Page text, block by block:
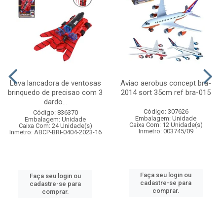
Luva lancadora de ventosas
brinquedo de precisao com 3
dardo...
Código: 836370
Embalagem: Unidade
Caixa Com: 24 Unidade(s)
Inmetro: ABCP-BRI-0404-2023-16
Faça seu login ou
cadastre-se para
comprar.
Aviao aerobus concept bra-
2014 sort 35cm ref bra-015
Código: 307626
Embalagem: Unidade
Caixa Com: 12 Unidade(s)
Inmetro: 003745/09
Faça seu login ou
cadastre-se para
comprar.